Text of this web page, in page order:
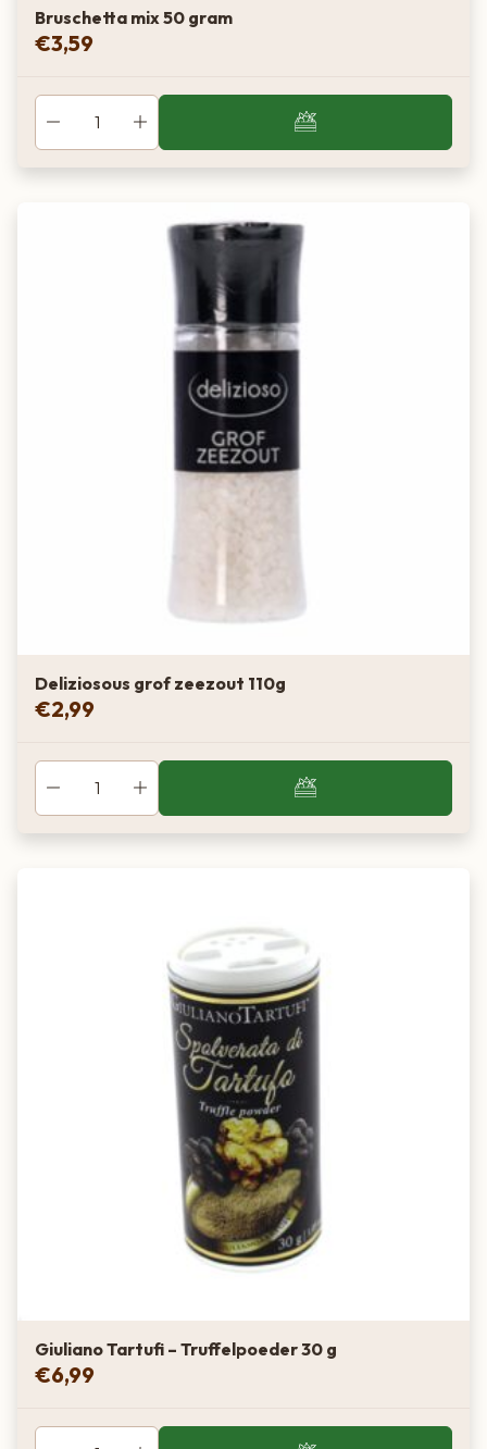
Bruschetta mix 50 gram
€3,59
Deliziosous grof zeezout 110g
€2,99
Giuliano Tartufi – Truffelpoeder 30 g
€6,99